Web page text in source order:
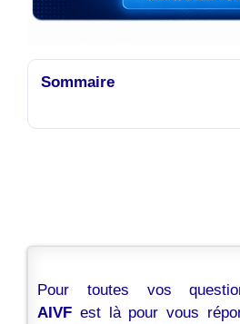
Sommaire
Pour toutes vos
AIVF est là pour vous